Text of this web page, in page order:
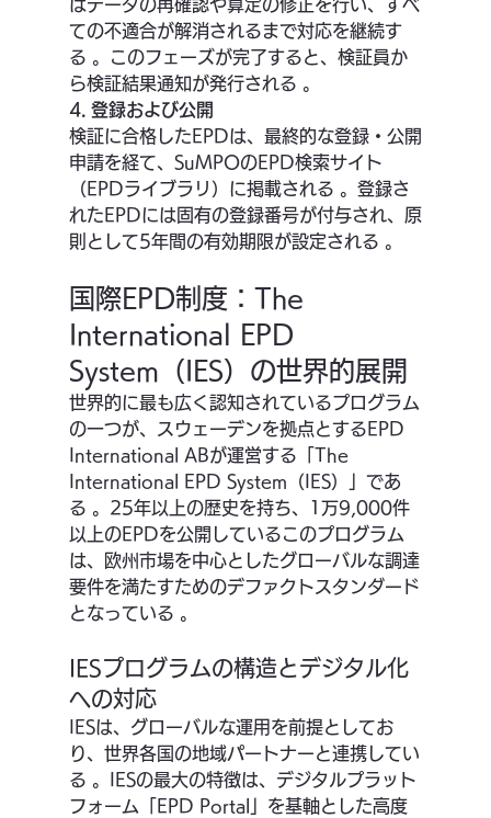
はデータの再確認や算定の修正を行い、すべ
ての不適合が解消されるまで対応を継続す
る 。このフェーズが完了すると、検証員か
ら検証結果通知が発行される 。
4. 登録および公開
検証に合格したEPDは、最終的な登録・公開
申請を経て、SuMPOのEPD検索サイト
（EPDライブラリ）に掲載される 。登録さ
れたEPDには固有の登録番号が付与され、原
則として5年間の有効期限が設定される 。
国際EPD制度：The
International EPD
System（IES）の世界的展開
世界的に最も広く認知されているプログラム
の一つが、スウェーデンを拠点とするEPD
International ABが運営する「The
International EPD System（IES）」であ
る 。25年以上の歴史を持ち、1万9,000件
以上のEPDを公開しているこのプログラム
は、欧州市場を中心としたグローバルな調達
要件を満たすためのデファクトスタンダード
となっている 。
IESプログラムの構造とデジタル化
への対応
IESは、グローバルな運用を前提としてお
り、世界各国の地域パートナーと連携してい
る 。IESの最大の特徴は、デジタルプラット
フォーム「EPD Portal」を基軸とした高度